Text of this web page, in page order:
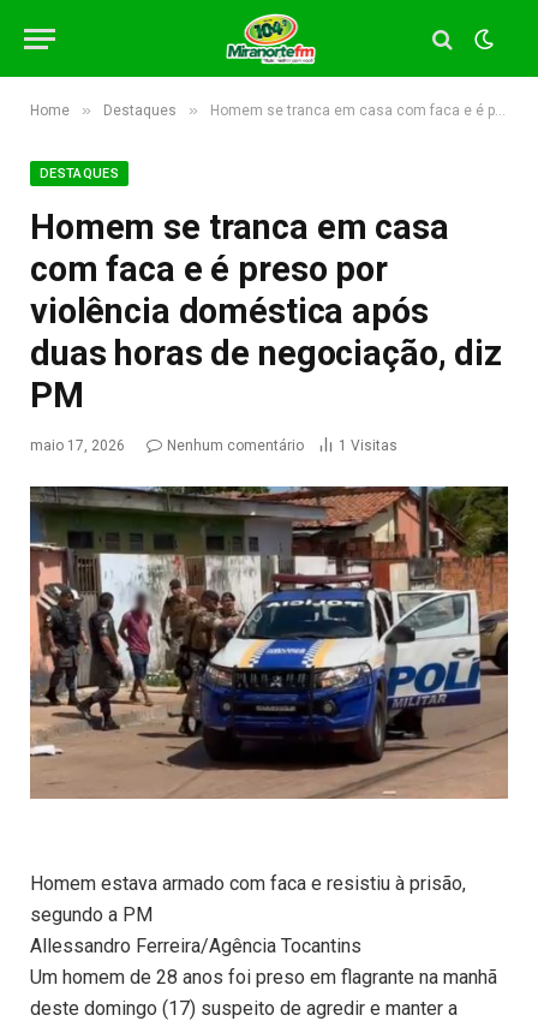
Home » Destaques » Homem se tranca em casa com faca e é preso por violência doméstica após duas horas de negociação, diz PM
DESTAQUES
Homem se tranca em casa
com faca e é preso por
violência doméstica após
duas horas de negociação, diz
PM
maio 17, 2026 Nenhum comentário 1 Visitas
Homem estava armado com faca e resistiu à prisão,
segundo a PM
Allessandro Ferreira/Agência Tocantins
Um homem de 28 anos foi preso em flagrante na manhã
deste domingo (17) suspeito de agredir e manter a